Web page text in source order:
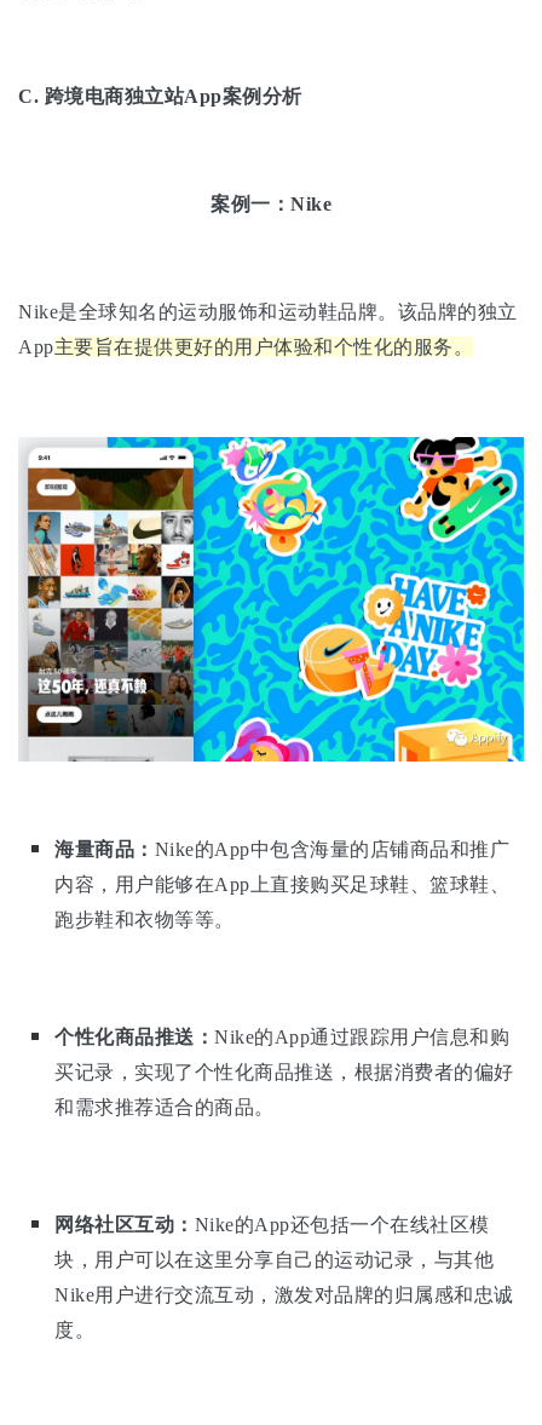
C. 跨境电商独立站App案例分析
案例一：Nike
Nike是全球知名的运动服饰和运动鞋品牌。该品牌的独立
App主要旨在提供更好的用户体验和个性化的服务。
海量商品： Nike的App中包含海量的店铺商品和推广
内容，用户能够在App上直接购买足球鞋、篮球鞋、
跑步鞋和衣物等等。
个性化商品推送： Nike的App通过跟踪用户信息和购
买记录，实现了个性化商品推送，根据消费者的偏好
和需求推荐适合的商品。
网络社区互动： Nike的App还包括一个在线社区模
块，用户可以在这里分享自己的运动记录，与其他
Nike用户进行交流互动，激发对品牌的归属感和忠诚
度。